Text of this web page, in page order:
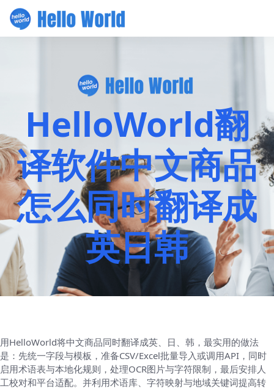
HelloWorld翻
译软件中文商品
怎么同时翻译成
英日韩
用HelloWorld将中文商品同时翻译成英、日、韩，最实用的做法
是：先统一字段与模板，准备CSV/Excel批量导入或调用API，同时
启用术语表与本地化规则，处理OCR图片与字符限制，最后安排人
工校对和平台适配。并利用术语库、字符映射与地域关键词提高转